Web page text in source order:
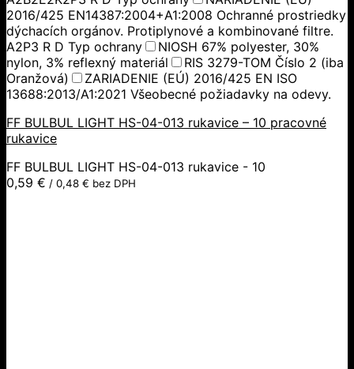
2016/425 EN14387:2004+A1:2008 Ochranné prostriedky
dýchacích orgánov. Protiplynové a kombinované filtre.
A2P3 R D Typ ochrany
NIOSH 67% polyester, 30%
nylon, 3% reflexný materiál
RIS 3279-TOM Číslo 2 (iba
Oranžová)
ZARIADENIE (EÚ) 2016/425 EN ISO
13688:2013/A1:2021 Všeobecné požiadavky na odevy.
FF BULBUL LIGHT HS-04-013 rukavice – 10 pracovné
rukavice
FF BULBUL LIGHT HS-04-013 rukavice - 10
0,59 € / 0,48 € bez DPH